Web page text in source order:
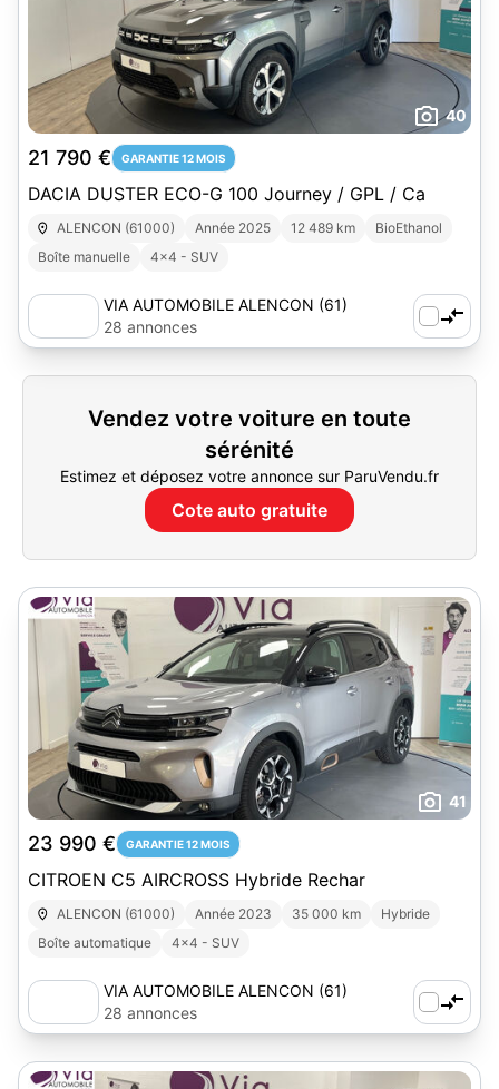
40
21 790 € GARANTIE 12 MOIS
DACIA DUSTER ECO-G 100 Journey / GPL / Ca
ALENCON (61000) Année 2025 12 489 km
BioEthanol
Boîte manuelle
4x4 - SUV
VIA AUTOMOBILE ALENCON (61)
28 annonces
Vendez votre voiture en toute
sérénité
Estimez et déposez votre annonce sur ParuVendu.fr
Cote auto gratuite
41
23 990 € GARANTIE 12 MOIS
CITROEN C5 AIRCROSS Hybride Rechar
ALENCON (61000) Année 2023 35 000 km
Hybride
Boîte automatique
4x4 - SUV
VIA AUTOMOBILE ALENCON (61)
28 annonces